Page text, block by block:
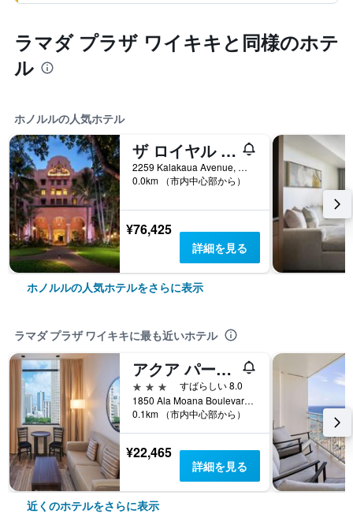
ラマダ プラザ ワイキキと同様のホテ
ル
ホノルルの人気ホテル
ザ ロイヤル ハワイアン ア ラグジュアリー コレクション リゾート ワイキキ
2259 Kalakaua Avenue, ホノルル, オアフ島, HI, アメリカ合衆国
0.0km （市内中心部から）
¥76,425
詳細を見る
ホノルルの人気ホテルをさらに表示
ラマダ プラザ ワイキキに最も近いホテル
アクア パームズ & スパ
3つ星
すばらしい 8.0
1850 Ala Moana Boulevard, ホノルル, オアフ島, HI, アメリカ合衆国
0.1km （市内中心部から）
¥22,465
詳細を見る
近くのホテルをさらに表示